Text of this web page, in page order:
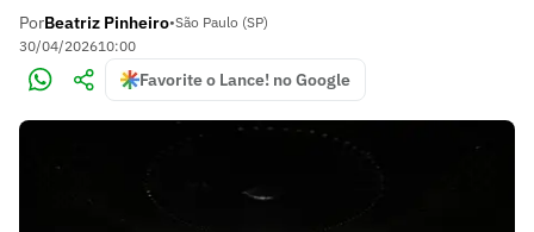
PorBeatriz Pinheiro•São Paulo (SP)
30/04/202610:00
Favorite o Lance! no Google